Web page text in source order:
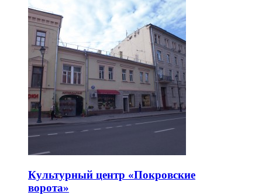
Культурный центр «Покровские
ворота»